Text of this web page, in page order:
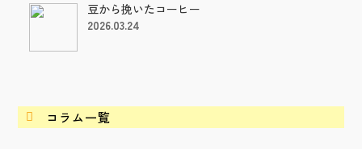
豆から挽いたコーヒー
2026.03.24
 コラム一覧